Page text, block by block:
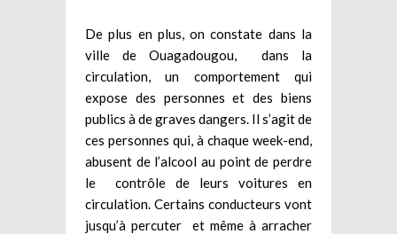
De plus en plus, on constate dans la
ville de Ouagadougou, dans la
circulation, un comportement qui
expose des personnes et des biens
publics à de graves dangers. Il s’agit de
ces personnes qui, à chaque week-end,
abusent de l’alcool au point de perdre
le contrôle de leurs voitures en
circulation. Certains conducteurs vont
jusqu’à percuter et même à arracher